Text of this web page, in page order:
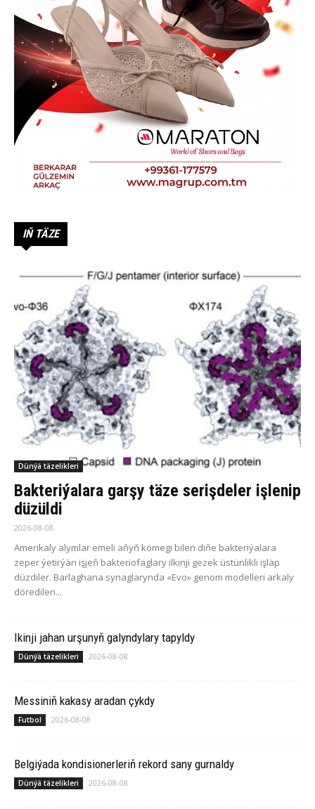
IŇ TÄZE
Dünýä täzelikleri
Bakteriýalara garşy täze serişdeler işlenip
düzüldi
2026-08-08
Amerikaly alymlar emeli aňyň kömegi bilen diňe bakteriýalara
zeper ýetirýän işjeň bakteriofaglary ilkinji gezek üstünlikli işläp
düzdiler. Barlaghana synaglarynda «Evo» genom modelleri arkaly
döredilen...
Ikinji jahan urşunyň galyndylary tapyldy
Dünýä täzelikleri 2026-08-08
Messiniň kakasy aradan çykdy
Futbol 2026-08-08
Belgiýada kondisionerleriň rekord sany gurnaldy
Dünýä täzelikleri 2026-08-08